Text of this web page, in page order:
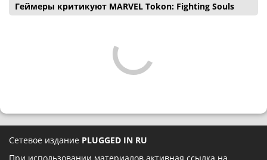
Геймеры критикуют MARVEL Tokon: Fighting Souls
Сетевое издание PLUGGED IN RU